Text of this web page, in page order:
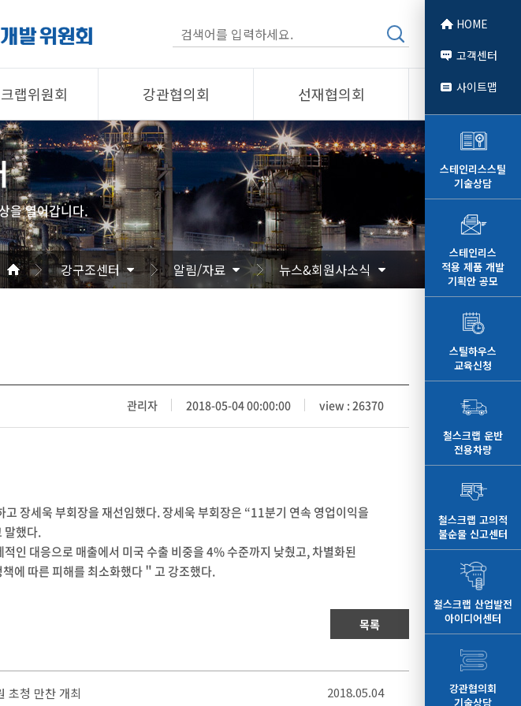
랩위원회
개
랩위원회
료
상
강관협의회
제품 소개
회원사
협의회 소개
공지/자료
기술자문
사진/영상
선재협의회
제품소개
회원사
선재협의회
알림/자료
사진/영상
을 열어갑니다.
강구조센터 알림/자료 뉴스&회원사소식
관리자 2018-05-04 00:00:00 view : 26370
장세욱 부회장을 재선임했다. 장세욱 부회장은 “11분기 연속 영업이익을
말했다.
인 대응으로 매출에서 미국 수출 비중을 4% 수준까지 낮췄고, 차별화된
에 따른 피해를 최소화했다＂고 강조했다.
목록
초청 만찬 개최 2018.05.04
HOME
고객센터
사이트맵
스테인리스스틸
기술상담
스테인리스
적용 제품 개발
기획안 공모
스틸하우스
교육신청
철스크랩 운반
전용차량
철스크랩 고의적
불순물 신고센터
철스크랩 산업발전
아이디어센터
강관협의회
기술상담